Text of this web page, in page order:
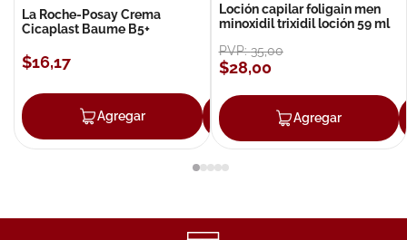
La Roche-Posay Crema
Cicaplast Baume B5+
$16,17
Agregar Agregar
Loción capilar foligain men
minoxidil trixidil loción 59 ml
PVP:35,00
$28,00
Agregar